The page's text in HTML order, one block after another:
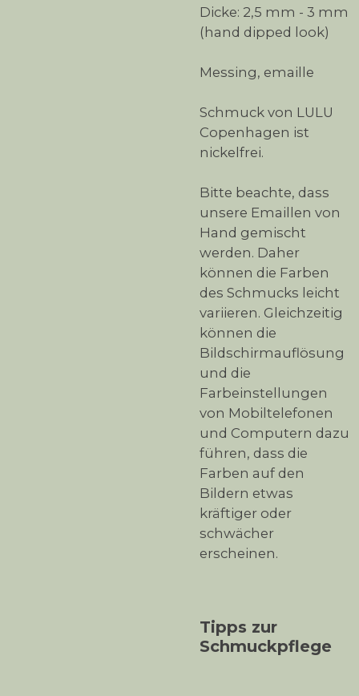
Dicke: 2,5 mm - 3 mm
(hand dipped look)
Messing, emaille
Schmuck von LULU
Copenhagen ist
nickelfrei.
Bitte beachte, dass
unsere Emaillen von
Hand gemischt
werden. Daher
können die Farben
des Schmucks leicht
variieren. Gleichzeitig
können die
Bildschirmauflösung
und die
Farbeinstellungen
von Mobiltelefonen
und Computern dazu
führen, dass die
Farben auf den
Bildern etwas
kräftiger oder
schwächer
erscheinen.
Tipps zur
Schmuckpflege